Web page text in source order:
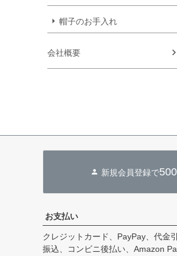
帽子のお手入れ
会社概要
新規会員登録で500
お支払い
クレジットカード、PayPay、代金
振込、コンビニ後払い、Amazon